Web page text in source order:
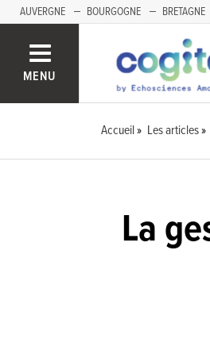
AUVERGNE BOURGOGNE BRETAGNE
MENU
Accueil Les articles
La